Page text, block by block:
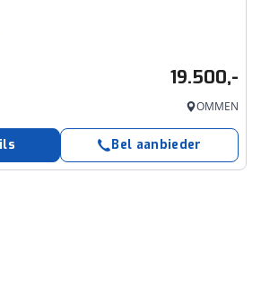
19.500,-
OMMEN
Bel aanbieder